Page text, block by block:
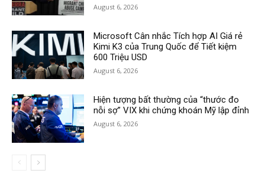
August 6, 2026
Microsoft Cân nhắc Tích hợp AI Giá rẻ
Kimi K3 của Trung Quốc để Tiết kiệm
600 Triệu USD
August 6, 2026
Hiện tượng bất thường của “thước đo
nỗi sợ” VIX khi chứng khoán Mỹ lập đỉnh
August 6, 2026